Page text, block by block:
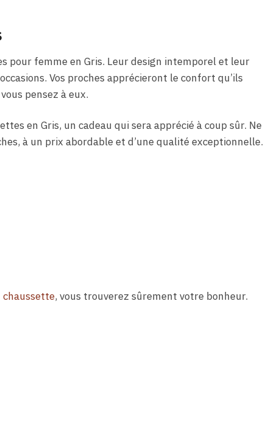
pour femme en Gris. Leur design intemporel et leur
Vos proches apprécieront le confort qu’ils
pensez à eux.
en Gris, un cadeau qui sera apprécié à coup sûr. Ne
à un prix abordable et d’une qualité exceptionnelle.
chaussette, vous trouverez sûrement votre bonheur.